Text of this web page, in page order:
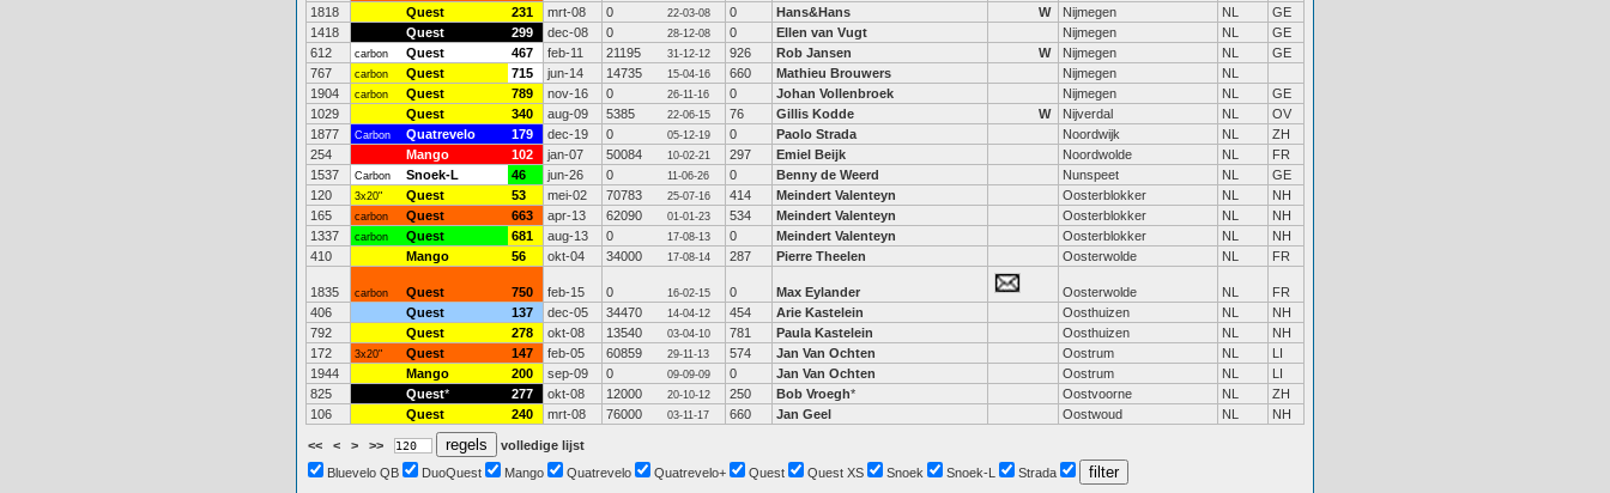
1818
Quest 231 mrt-08 0 22-03-08 0 Hans&Hans W Nijmegen NL
GE
1418
Quest 299 dec-08 0 28-12-08 0 Ellen van Vugt Nijmegen NL
GE
612
carbon Quest 467 feb-11 21195 31-12-12 926 Rob Jansen W Nijmegen NL
GE
767
carbon Quest 715 jun-14 14735 15-04-16 660 Mathieu Brouwers Nijmegen
NL
1904
carbon Quest 789 nov-16 0 26-11-16 0 Johan Vollenbroek Nijmegen NL
GE
1029
Quest 340 aug-09 5385 22-06-15 76 Gillis Kodde W Nijverdal NL
OV
1877
Carbon Quatrevelo 179 dec-19 0 05-12-19 0 Paolo Strada Noordwijk NL
ZH
254
Mango 102 jan-07 50084 10-02-21 297 Emiel Beijk Noordwolde NL
FR
1537
Carbon Snoek-L 46 jun-26 0 11-06-26 0 Benny de Weerd Nunspeet NL
GE
120
3x20" Quest 53 mei-02 70783 25-07-16 414 Meindert Valenteyn Oosterblokker NL
NH
165
carbon Quest 663 apr-13 62090 01-01-23 534 Meindert Valenteyn Oosterblokker NL
NH
1337
carbon Quest 681 aug-13 0 17-08-13 0 Meindert Valenteyn Oosterblokker NL
NH
410
Mango 56 okt-04 34000 17-08-14 287 Pierre Theelen Oosterwolde NL FR
1835 carbon Quest 750 feb-15 0 16-02-15 0 Max Eylander Oosterwolde NL
FR
406
Quest 137 dec-05 34470 14-04-12 454 Arie Kastelein Oosthuizen NL
NH
792
Quest 278 okt-08 13540 03-04-10 781 Paula Kastelein Oosthuizen NL
NH
172
3x20" Quest 147 feb-05 60859 29-11-13 574 Jan Van Ochten Oostrum NL
LI
1944
Mango 200 sep-09 0 09-09-09 0 Jan Van Ochten Oostrum NL
LI
825
Quest* 277 okt-08 12000 20-10-12 250 Bob Vroegh* Oostvoorne NL
ZH
106
Quest 240 mrt-08 76000 03-11-17 660 Jan Geel Oostwoud NL NH
<< < > >>
volledige lijst
Bluevelo QB
DuoQuest Mango Quatrevelo Quatrevelo+ Quest Quest XS Snoek Snoek-L Strada